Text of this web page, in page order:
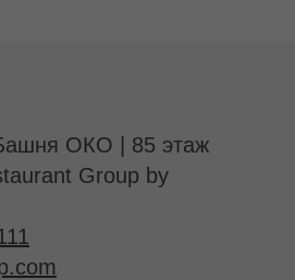
ОКО | 85 этаж
Group by